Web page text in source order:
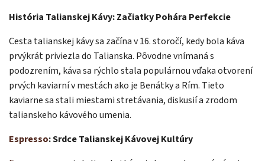
História Talianskej Kávy: Začiatky Pohára Perfekcie
Cesta talianskej kávy sa začína v 16. storočí, kedy bola káva
prvýkrát priviezla do Talianska. Pôvodne vnímaná s
podozrením, káva sa rýchlo stala populárnou vďaka otvorení
prvých kaviarní v mestách ako je Benátky a Rím. Tieto
kaviarne sa stali miestami stretávania, diskusií a zrodom
talianskeho kávového umenia.
Espresso: Srdce Talianskej Kávovej Kultúry